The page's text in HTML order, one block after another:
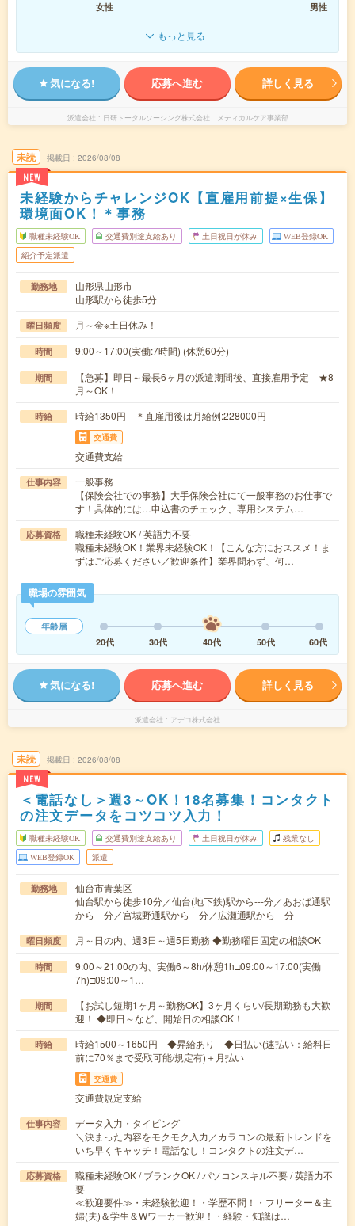
女性
男性
もっと見る
気になる! 応募へ進む 詳しく見る
派遣会社 日研トータルソーシング株式会社 メディカルケア事業部
未読
NEW
掲載日 2026/08/08
未経験からチャレンジOK【直雇用前提×生保】
環境面OK！＊事務
職種未経験OK 交通費別途支給あり 土日祝日が休み WEB登録OK
紹介予定派遣
勤務地
山形県山形市
山形駅から徒歩5分
曜日頻度 月～金※土日休み！
時間 9:00～17:00(実働:7時間) (休憩60分)
期間
【急募】即日～最長6ヶ月の派遣期間後、直接雇用予定 ★8
月～OK！
時給 時給1350円 ＊直雇用後は月給例:228000円
交通費
交通費支給
仕事内容
一般事務
【保険会社での事務】大手保険会社にて一般事務のお仕事で
す！具体的には…申込書のチェック、専用システム…
応募資格
職種未経験OK / 英語力不要
職種未経験OK！業界未経験OK！【こんな方におススメ！ま
ずはご応募ください／歓迎条件】業界問わず、何…
職場の雰囲気
年齢層
20代
30代 40代 50代 60代
気になる! 応募へ進む 詳しく見る
派遣会社 アデコ株式会社
未読
NEW
掲載日 2026/08/08
＜電話なし＞週3～OK！18名募集！コンタクト
の注文データをコツコツ入力！
職種未経験OK 交通費別途支給あり 土日祝日が休み 残業なし
WEB登録OK 派遣
勤務地
仙台市青葉区
仙台駅から徒歩10分／仙台(地下鉄)駅から---分／あおば通駅
から---分／宮城野通駅から---分／広瀬通駅から---分
曜日頻度 月～日の内、週3日～週5日勤務 ◆勤務曜日固定の相談OK
時間
9:00～21:00の内、実働6～8h/休憩1h□09:00～17:00(実働
7h)□09:00～1…
期間
【お試し短期1ヶ月～勤務OK】3ヶ月くらい/長期勤務も大歓
迎！ ◆即日～など、開始日の相談OK！
時給
時給1500～1650円 ◆昇給あり ◆日払い(速払い：給料日
前に70％まで受取可能/規定有)＋月払い
交通費
交通費規定支給
仕事内容
データ入力・タイピング
＼決まった内容をモクモク入力／カラコンの最新トレンドを
いち早くキャッチ！電話なし！コンタクトの注文デ…
応募資格
職種未経験OK / ブランクOK / パソコンスキル不要 / 英語力不
要
≪歓迎要件≫・未経験歓迎！・学歴不問！・フリーター＆主
婦(夫)＆学生＆Wワーカー歓迎！・経験・知識は…